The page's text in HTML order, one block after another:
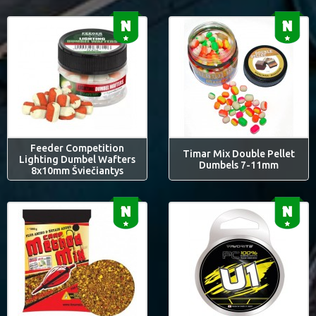
Feeder Competition
Lighting Dumbel Wafters
8x10mm Šviečiantys
Timar Mix Double Pellet
Dumbels 7-11mm